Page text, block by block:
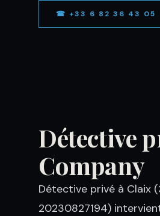
☎ +33 6 82 36 43 05
Détective
Company
Détective privé à Claix
20230827194)